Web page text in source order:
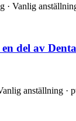
· Vanlig
del av
anställning ·